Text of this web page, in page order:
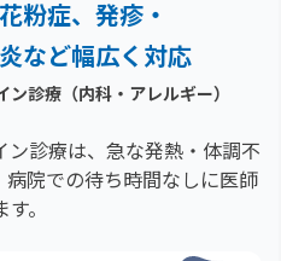
粉症、 発疹・
など幅広く対応
ン診療（内科・アレルギー）
ン診療は、急な発熱・体調不
病院での待ち時間なしに医師
。